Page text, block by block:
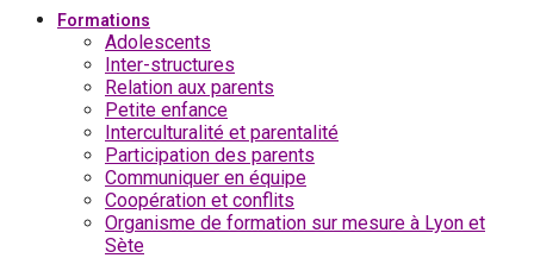
Formations
Adolescents
Inter-structures
Relation aux parents
Petite enfance
Interculturalité et parentalité
Participation des parents
Communiquer en équipe
Coopération et conflits
Organisme de formation sur mesure à Lyon et
Sète